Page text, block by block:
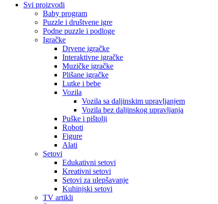
Svi proizvodi
Baby program
Puzzle i društvene igre
Podne puzzle i podloge
Igračke
Drvene igračke
Interaktivne igračke
Muzičke igračke
Plišane igračke
Lutke i bebe
Vozila
Vozila sa daljinskim upravljanjem
Vozila bez daljinskog upravljanja
Puške i pištolji
Roboti
Figure
Alati
Setovi
Edukativni setovi
Kreativni setovi
Setovi za ulepšavanje
Kuhinjski setovi
TV artikli